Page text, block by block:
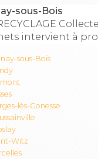
sous-Bois
intervient à
sous-Bois
lès-Gonesse
Witz